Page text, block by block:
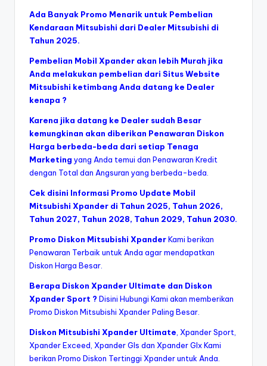
Ada Banyak Promo Menarik untuk Pembelian
Kendaraan Mitsubishi dari Dealer Mitsubishi di
Tahun 2025.
Pembelian Mobil Xpander akan lebih Murah jika
Anda melakukan pembelian dari Situs Website
Mitsubishi ketimbang Anda datang ke Dealer
kenapa ?
Karena jika datang ke Dealer sudah Besar
kemungkinan akan diberikan Penawaran Diskon
Harga berbeda-beda dari setiap Tenaga
Marketing yang Anda temui dan Penawaran Kredit
dengan Total dan Angsuran yang berbeda-beda.
Cek disini Informasi Promo Update Mobil
Mitsubishi Xpander di Tahun 2025, Tahun 2026,
Tahun 2027, Tahun 2028, Tahun 2029, Tahun 2030.
Promo Diskon Mitsubishi XpanderKami berikan
Penawaran Terbaik untuk Anda agar mendapatkan
Diskon Harga Besar.
Berapa Diskon Xpander Ultimate dan Diskon
Xpander Sport ? Disini Hubungi Kami akan memberikan
Promo Diskon Mitsubishi Xpander Paling Besar.
Diskon Mitsubishi Xpander Ultimate, Xpander Sport,
Xpander Exceed, Xpander Gls dan Xpander Glx Kami
berikan Promo Diskon Tertinggi Xpander untuk Anda.